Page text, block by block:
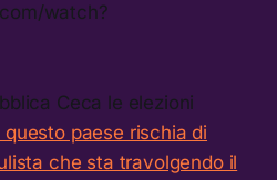
watch?
Ceca le elezioni
paese rischia di
che sta travolgendo il